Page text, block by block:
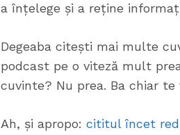
a înțelege și a reține
Degeaba citești mai multe
podcast pe o viteză mult
cuvinte? Nu prea. Ba chiar
Ah, și apropo: cititul încet